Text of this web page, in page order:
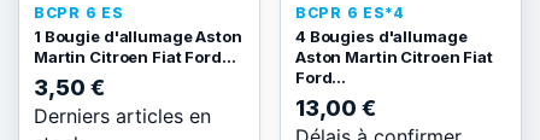
BCPR 6 ES
1 Bougie d'allumage Aston
Martin Citroen Fiat Ford...
3,50 €
Derniers articles en
BCPR 6 ES*4
4 Bougies d'allumage
Aston Martin Citroen Fiat
Ford...
13,00 €